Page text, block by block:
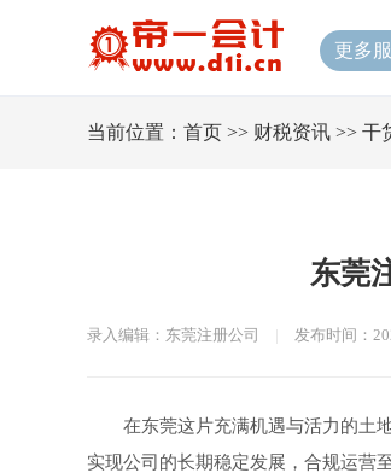
更多
当前位置： 首页 >> 财税资讯 >> 干
东莞
录入编辑：东莞注册公司 发布时间：
在东莞这片充满机遇与活力的土
实现公司的长期稳定发展，合规运营